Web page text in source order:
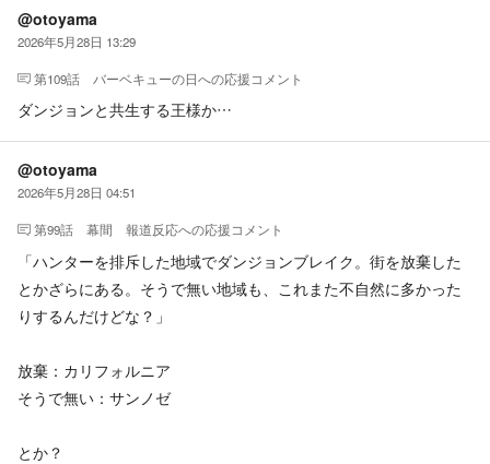
@otoyama
2026年5月28日 13:29
第109話 バーベキューの日への応援コメント
ダンジョンと共生する王様か…
@otoyama
2026年5月28日 04:51
第99話 幕間 報道反応への応援コメント
「ハンターを排斥した地域でダンジョンブレイク。街を放棄した
とかざらにある。そうで無い地域も、これまた不自然に多かった
りするんだけどな？」
放棄：カリフォルニア
そうで無い：サンノゼ
とか？